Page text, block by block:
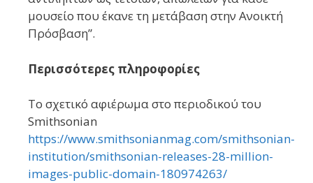
μουσείο που έκανε τη μετάβαση στην Ανοικτή
Πρόσβαση”.
Περισσότερες πληροφορίες
Το σχετικό αφιέρωμα στο περιοδικού του
Smithsonian
https://www.smithsonianmag.com/smithsonian-
institution/smithsonian-releases-28-million-
images-public-domain-180974263/